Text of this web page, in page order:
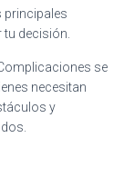
tu decisión.
se
necesitan
y